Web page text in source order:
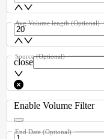
Avg Volume length (Optional)
close
Source (Optional)
Enable Volume Filter
End Date (Optional)